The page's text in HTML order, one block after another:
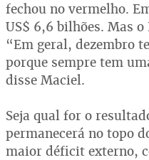
fechou no vermelho.
US$ 6,6 bilhões. Mas
“Em geral, dezembro
porque sempre tem
disse Maciel.
Seja qual for o
permanecerá no topo
maior déficit externo,